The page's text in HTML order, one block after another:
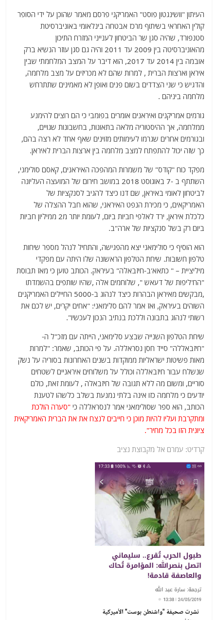
at
s
A
p
p
e
g
ra
m
ai
l
itt
er
c
e
b
o
o
העיתון "וושינגטון פוסט" האמריקני פרסם מאמר שהוכן על ידי הסופר
קולין האחראי בשיתוף מרכז אבטחה בינלאומי באוניברסיטת
סטנפורד, שהיה סגן שר הביטחון לענייני המזרח התיכון
מהאוניברסיטה בין 2009 עד 2011 והיה גם סגן עוזר הנשיא ברק
אובמה בין 2014 עד 2017, הוא דיבר על המצב המלחמתי שבין
איראן וארצות הברית , למרות שהם לא מכריזים על מצב מלחמה,
והדגיש כי שני הצדדים בשום פנים ואופן לא מאמינים שתתרחש
מלחמה ביניהם .
גורמים אמריקנים ואיראנים אומרים בפומבי כי הם רוצים להימנע
ממלחמה, אך ההיסטוריה מלאה בתאונות, בחשבונות שגויים,
ובגורמים אחרים שגרמו לעימותים מזוינים שאף אחד לא רצה בהם,
כך שזה יכול להתפתח למצב מלחמה בין ארצות הברית לאיראן.
מפקד כוח "קודס" של משמרות המהפכה האיראנים, קאסם סולימני,
השתתף ב -7 באוגוסט 2018 במושב חירום של המועצה העליונה
לביטחון לאומי באיראן, שם דנו כיצד להגיב לסנקציות של
האמריקאים, כי מכירת הנפט האיראני, שהוא חבל ההצלה של
כלכלת איראן, ירד לאלפי חביות ביום, לעומת יותר מ2 ממיליון חביות
ביום רק בשל סנקציות של ארה"ב.
הוא הוסיף כי סולימאני יצא מהפגישה, והתחיל לנהל מספר שיחות
טלפון חשובות. שיחת הטלפון הראשונה שלו היתה עם מפקדי
מיליציית – " כתאא'ב-חיזבאלה" בעיראק. הכותב טוען כי מאז תבוסת
"הח'ליפות של דעאש ", שלוחמים אלה ,שהיו שותפים בהשמדתו
,מבקשים מאיראן הבהרות כיצד לנהוג ב-5000 החיילים האמריקנים
השוהים בעיראק, ואז אמר להם סלימאני: "אחים יקרים, יש לכם את
רשותי לנהוג בתבונה וללכת בנתיב הנכון לעכשיו".
שיחת הטלפון השנייה שבצע סלימאני, הייתה עם מזכ"ל ה-
"חיזבאללה" סייד חסן נסראללה. על פי הכותב, שאמר: "למרות
מאות פשיטות ישראליות ממוקדות בשנים האחרונות בסוריה על נשק
שנשלח עבור חיזבאללה וכולל על משלוחים איראניים לשטחים
סוריים, ומשום מה ללא תגובה של חיזבאלה , לעומת זאת, כולם
יודעים כי מלחמה כזו אינה בלתי נמנעת בשלב כלשהו לטענת
הכותב, הוא ספר שסולימאני אמר לנסראללה כי "סערה הולכת
ומתקרבת ועליו להיות מוכן כי חייבים לנצח את את הברית האמריקאית
ציונית הזו בכל מחיר".
קרדיט: עמרם אל מקבוצת נציב